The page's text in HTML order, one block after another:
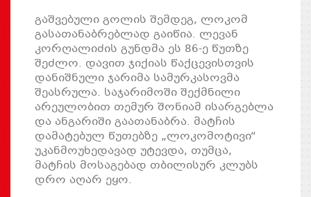
გაშვებული გოლის შემდეგ, ლოკომ
გასათანაბრებლად გაიწია. ლევან
კორღალიძის გუნდმა ეს 86-ე წუთზე
შეძლო. დავით ჯიქიას წაქცევისთვის
დანიშნული ჯარიმა სამურკასოვმა
შეასრულა. საჯარიმოში შექმნილი
არეულობით თემურ შონიამ ისარგებლა
და ანგარიში გაათანაბრა. მატჩის
დამატებულ წუთებზე „ლოკომოტივი“
უკანმოუხედავად უტევდა, თუმცა,
მატჩის მოსაგებად თბილისურ კლუბს
დრო აღარ ეყო.